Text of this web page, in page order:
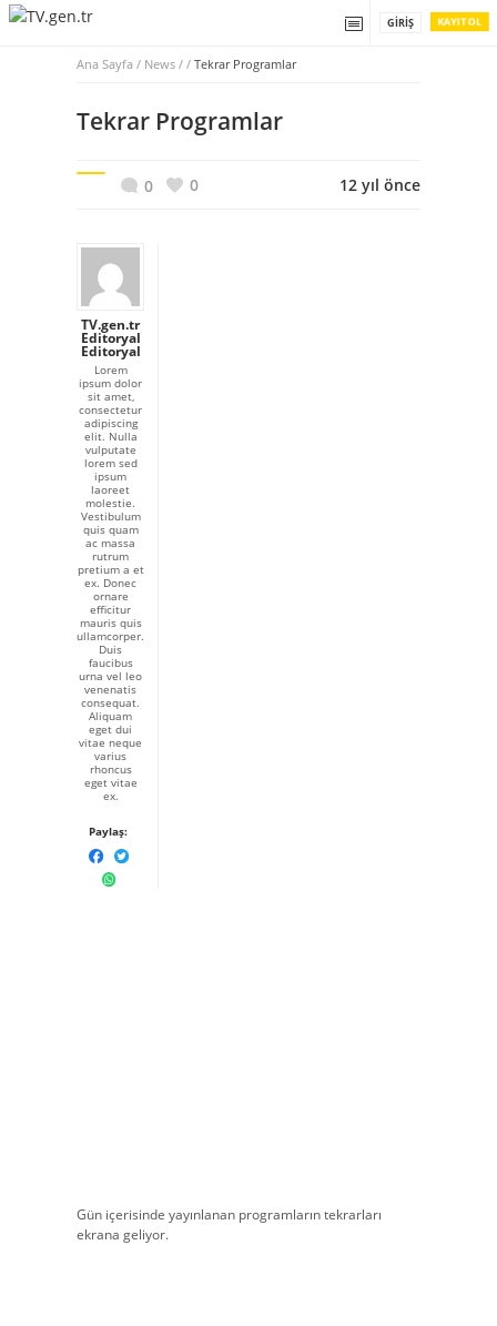
KAYIT OL
GIRIŞ
Ana Sayfa / News / / Tekrar Programlar
Tekrar Programlar
0 0 12 yıl önce
TV.gen.tr
Editoryal
Editoryal
Lorem
ipsum dolor
sit amet,
consectetur
adipiscing
elit. Nulla
vulputate
lorem sed
ipsum
laoreet
molestie.
Vestibulum
quis quam
ac massa
rutrum
pretium a et
ex. Donec
ornare
efficitur
mauris quis
ullamcorper.
Duis
faucibus
urna vel leo
venenatis
consequat.
Aliquam
eget dui
vitae neque
varius
rhoncus
eget vitae
ex.
Paylaş:
Gün içerisinde yayınlanan programların tekrarları
ekrana geliyor.